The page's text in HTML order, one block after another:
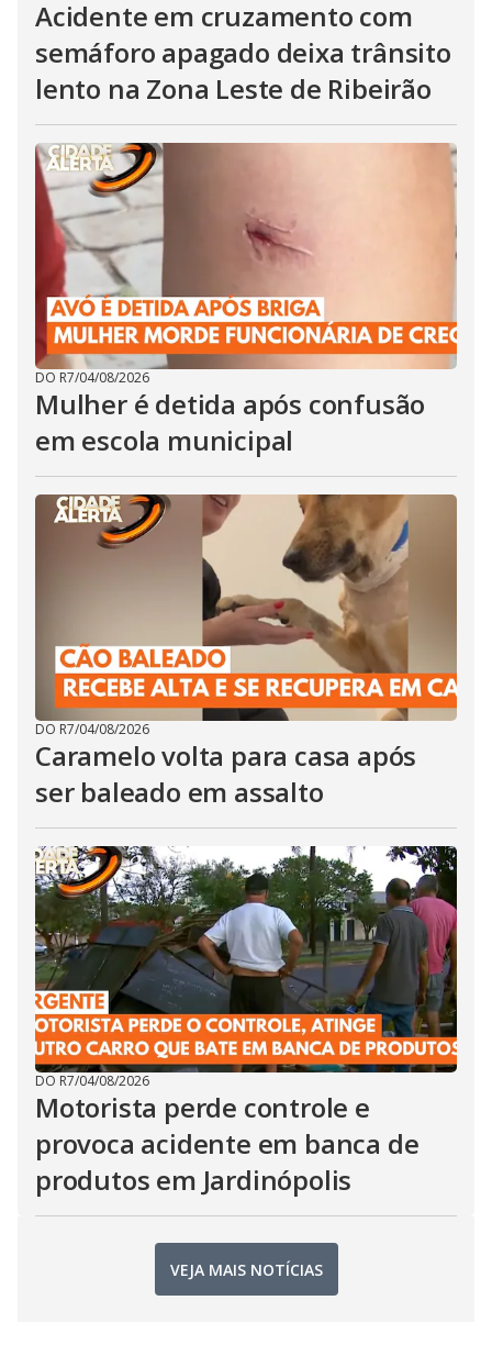
Acidente em cruzamento com
semáforo apagado deixa trânsito
lento na Zona Leste de Ribeirão
DO R7/04/08/2026
Mulher é detida após confusão
em escola municipal
DO R7/04/08/2026
Caramelo volta para casa após
ser baleado em assalto
DO R7/04/08/2026
Motorista perde controle e
provoca acidente em banca de
produtos em Jardinópolis
VEJA MAIS NOTÍCIAS